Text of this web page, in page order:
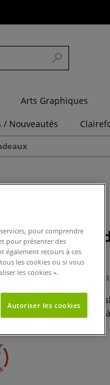
Arts Graphiques
/ Nouveautés
de feuilles
1
clair et parfaitement
pour le tracé au crayon et
pour comprendre
pour présenter des
également recours à ces
les cookies ou si vous
les cookies ».
Autoriser les cookies